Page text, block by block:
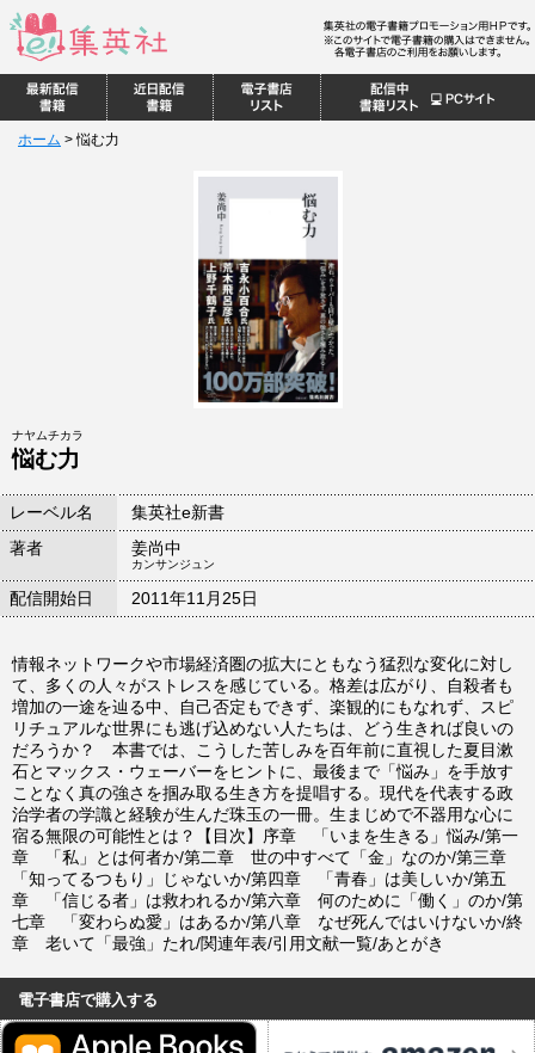
ホーム >悩む力
ナヤムチカラ
悩む力
レーベル名
集英社e新書
著者
姜尚中
カンサンジュン
配信開始日 2011年11月25日
情報ネットワークや市場経済圏の拡大にともなう猛烈な変化に対し
て、多くの人々がストレスを感じている。格差は広がり、自殺者も
増加の一途を辿る中、自己否定もできず、楽観的にもなれず、スピ
リチュアルな世界にも逃げ込めない人たちは、どう生きれば良いの
だろうか？ 本書では、こうした苦しみを百年前に直視した夏目漱
石とマックス・ウェーバーをヒントに、最後まで「悩み」を手放す
ことなく真の強さを掴み取る生き方を提唱する。現代を代表する政
治学者の学識と経験が生んだ珠玉の一冊。生まじめで不器用な心に
宿る無限の可能性とは？【目次】序章 「いまを生きる」悩み/第一
章 「私」とは何者か/第二章 世の中すべて「金」なのか/第三章
「知ってるつもり」じゃないか/第四章 「青春」は美しいか/第五
章 「信じる者」は救われるか/第六章 何のために「働く」のか/第
七章 「変わらぬ愛」はあるか/第八章 なぜ死んではいけないか/終
章 老いて「最強」たれ/関連年表/引用文献一覧/あとがき
電子書店で購入する